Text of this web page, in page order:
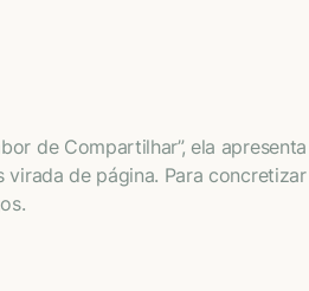
de Compartilhar”, ela
de página. Para